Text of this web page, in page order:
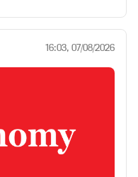
16:03, 07/08/2026